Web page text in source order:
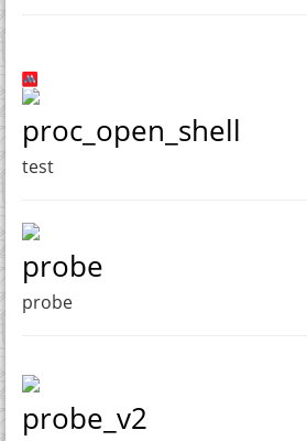
proc_open_shell
test
probe
probe
probe_v2